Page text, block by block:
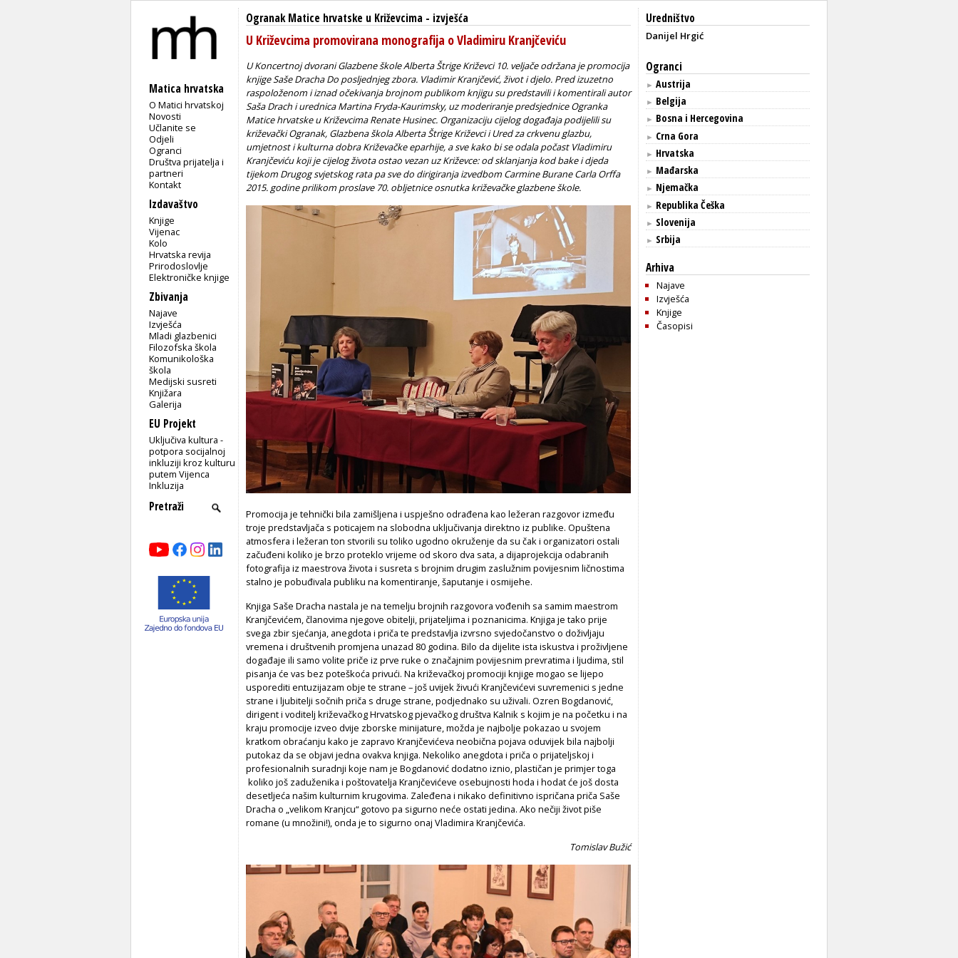
Matica hrvatska
O Matici hrvatskoj
Novosti
Učlanite se
Odjeli
Ogranci
Društva prijatelja i
partneri
Kontakt
Izdavaštvo
Knjige
Vijenac
Kolo
Hrvatska revija
Prirodoslovlje
Elektroničke knjige
Zbivanja
Najave
Izvješća
Mladi glazbenici
Filozofska škola
Komunikološka
škola
Medijski susreti
Knjižara
Galerija
EU Projekt
Uključiva kultura -
potpora socijalnoj
inkluziji kroz kulturu
putem Vijenca
Inkluzija
Ogranak Matice hrvatske u Križevcima - izvješća
U Križevcima promovirana monografija o Vladimiru Kranjčeviću
U Koncertnoj dvorani Glazbene škole Alberta Štrige Križevci 10. veljače održana je promocija
knjige Saše DrachaDo posljednjeg zbora. Vladimir Kranjčević, život i djelo. Pred izuzetno
raspoloženom i iznad očekivanja brojnom publikom knjigu su predstavili i komentirali autor
Saša Drach i urednica Martina Fryda-Kaurimsky, uz moderiranje predsjednice Ogranka
Matice hrvatske u Križevcima Renate Husinec. Organizaciju cijelog događaja podijelili su
križevački Ogranak, Glazbena škola Alberta Štrige Križevci i Ured za crkvenu glazbu,
umjetnost i kulturna dobra Križevačke eparhije, a sve kako bi se odala počast Vladimiru
Kranjčeviću koji je cijelog života ostao vezan uz Križevce: od sklanjanja kod bake i djeda
tijekom Drugog svjetskog rata pa sve do dirigiranja izvedbom Carmine Burane Carla Orffa
2015. godine prilikom proslave 70. obljetnice osnutka križevačke glazbene škole.
Promocija je tehnički bila zamišljena i uspješno odrađena kao ležeran razgovor između
troje predstavljača s poticajem na slobodna uključivanja direktno iz publike. Opuštena
atmosfera i ležeran ton stvorili su toliko ugodno okruženje da su čak i organizatori ostali
začuđeni koliko je brzo proteklo vrijeme od skoro dva sata, a dijaprojekcija odabranih
fotografija iz maestrova života i susreta s brojnim drugim zaslužnim povijesnim ličnostima
stalno je pobuđivala publiku na komentiranje, šaputanje i osmijehe.
Knjiga Saše Dracha nastala je na temelju brojnih razgovora vođenih sa samim maestrom
Kranjčevićem, članovima njegove obitelji, prijateljima i poznanicima. Knjiga je tako prije
svega zbir sjećanja, anegdota i priča te predstavlja izvrsno svjedočanstvo o doživljaju
vremena i društvenih promjena unazad 80 godina. Bilo da dijelite ista iskustva i proživljene
događaje ili samo volite priče iz prve ruke o značajnim povijesnim prevratima i ljudima, stil
pisanja će vas bez poteškoća privući. Na križevačkoj promociji knjige mogao se lijepo
usporediti entuzijazam obje te strane – još uvijek živući Kranjčevićevi suvremenici s jedne
strane i ljubitelji sočnih priča s druge strane, podjednako su uživali. Ozren Bogdanović,
dirigent i voditelj križevačkog Hrvatskog pjevačkog društva Kalnik s kojim je na početku i na
kraju promocije izveo dvije zborske minijature, možda je najbolje pokazao u svojem
kratkom obraćanju kako je zapravo Kranjčevićeva neobična pojava oduvijek bila najbolji
putokaz da se objavi jedna ovakva knjiga. Nekoliko anegdota i priča o prijateljskoj i
profesionalnih suradnji koje nam je Bogdanović dodatno iznio, plastičan je primjer toga
koliko još zaduženika i poštovatelja Kranjčevićeve osebujnosti hoda i hodat će još dosta
desetljeća našim kulturnim krugovima. Zaleđena i nikako definitivno ispričana priča Saše
Dracha o „velikom Kranjcu“ gotovo pa sigurno neće ostati jedina. Ako nečiji život piše
romane (u množini!), onda je to sigurno onaj Vladimira Kranjčevića.
Tomislav Bužić
Uredništvo
Danijel Hrgić
Ogranci
► Austrija
► Belgija
► Bosna i Hercegovina
► Crna Gora
► Hrvatska
► Mađarska
► Njemačka
► Republika Češka
► Slovenija
► Srbija
Arhiva
Najave
Izvješća
Knjige
Časopisi